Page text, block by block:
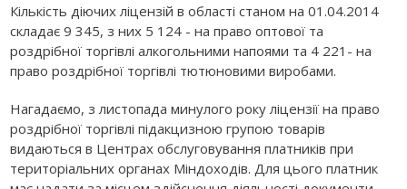
Кількість діючих ліцензій в області станом на 01.04.2014
складає 9 345, з них 5 124 - на право оптової та
роздрібної торгівлі алкогольними напоями та 4 221- на
право роздрібної торгівлі тютюновими виробами.
Нагадаємо, з листопада минулого року ліцензії на право
роздрібної торгівлі підакцизною групою товарів
видаються в Центрах обслуговування платників при
територіальних органах Міндоходів. Для цього платник